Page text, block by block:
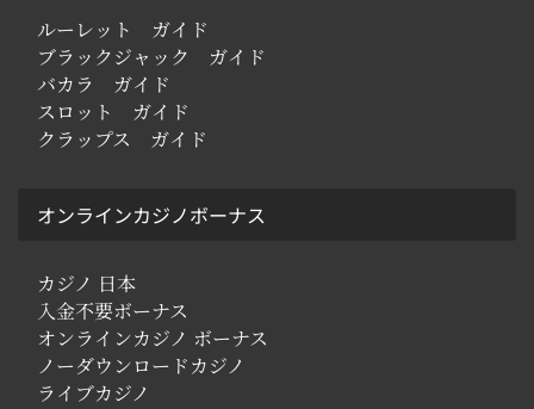
ルーレット ガイド
ブラックジャック ガイド
バカラ ガイド
スロット ガイド
クラップス ガイド
オンラインカジノボーナス
カジノ 日本
入金不要ボーナス
オンラインカジノ ボーナス
ノーダウンロードカジノ
ライブカジノ